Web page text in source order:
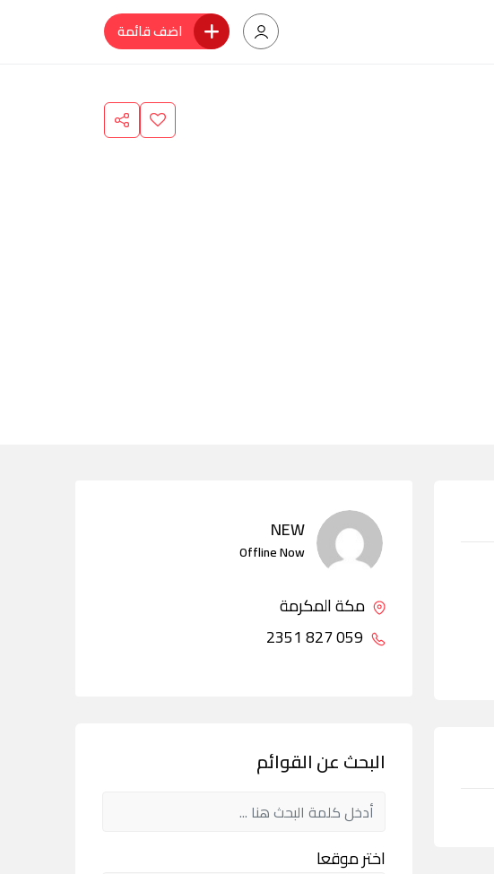
اضف قائمة
NEW
Offline Now
مكة المكرمة
البحث عن القوائم
اختر موقعا